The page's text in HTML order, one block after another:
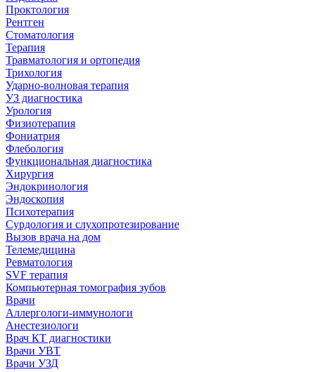
Проктология
Рентген
Стоматология
Терапия
Травматология и ортопедия
Трихология
Ударно-волновая терапия
УЗ диагностика
Урология
Физиотерапия
Фониатрия
Флебология
Функциональная диагностика
Хирургия
Эндокринология
Эндоскопия
Психотерапия
Сурдология и слухопротезирование
Вызов врача на дом
Телемедицина
Ревматология
SVF терапия
Компьютерная томография зубов
Врачи
Аллергологи-иммунологи
Анестезиологи
Врач КТ диагностики
Врачи УВТ
Врачи УЗД